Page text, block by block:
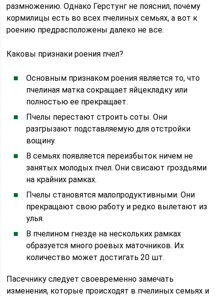
размножению. Однако Герстунг не пояснил, почему
кормилицы есть во всех пчелиных семьях, а вот к
роению предрасположены далеко не все.
Каковы признаки роения пчел?
Основным признаком роения является то, что
пчелиная матка сокращает яйцекладку или
полностью ее прекращает.
Пчелы перестают строить соты. Они
разгрызают подставляемую для отстройки
вощину.
В семьях появляется переизбыток ничем не
занятых молодых пчел. Они свисают гроздьями
на крайних рамках.
Пчелы становятся малопродуктивными. Они
прекращают свою работу и редко вылетают из
улья.
В пчелином гнезде на нескольких рамках
образуется много роевых маточников. Их
количество может достигать 20 шт.
Пасечнику следует своевременно замечать
изменения, которые происходят в пчелиных семьях и